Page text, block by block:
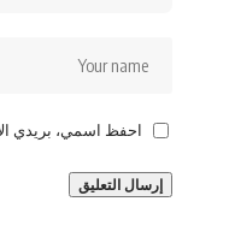
احفظ اسمي، بريدي